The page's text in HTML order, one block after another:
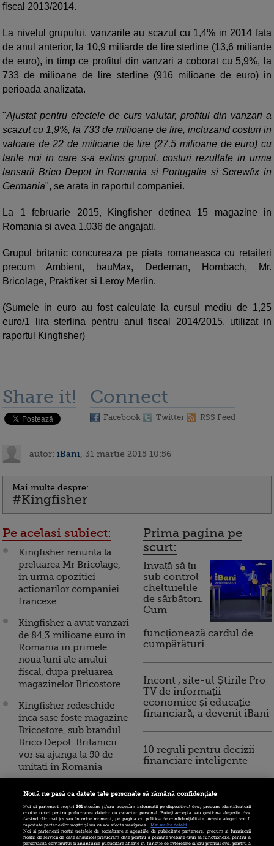
fiscal 2013/2014.
La nivelul grupului, vanzarile au scazut cu 1,4% in 2014 fata
de anul anterior, la 10,9 miliarde de lire sterline (13,6 miliarde
de euro), in timp ce profitul din vanzari a coborat cu 5,9%, la
733 de milioane de lire sterline (916 milioane de euro) in
perioada analizata.
"Ajustat pentru efectele de curs valutar, profitul din vanzari a
scazut cu 1,9%, la 733 de milioane de lire, incluzand costuri in
valoare de 22 de milioane de lire (27,5 milioane de euro) cu
tarile noi in care s-a extins grupul, costuri rezultate in urma
lansarii Brico Depot in Romania si Portugalia si Screwfix in
Germania", se arata in raportul companiei.
La 1 februarie 2015, Kingfisher detinea 15 magazine in
Romania si avea 1.036 de angajati.
Grupul britanic concureaza pe piata romaneasca cu retaileri
precum Ambient, bauMax, Dedeman, Hornbach, Mr.
Bricolage, Praktiker si Leroy Merlin.
(Sumele in euro au fost calculate la cursul mediu de 1,25
euro/1 lira sterlina pentru anul fiscal 2014/2015, utilizat in
raportul Kingfisher)
Share it! Connect
Facebook Twitter RSS Feed
autor: iBani , 31 martie 2015 10:56
Mai multe despre:
#Kingfisher
Pe acelasi subiect:
Kingfisher renunta la
preluarea Mr Bricolage,
in urma opozitiei
actionarilor companiei
franceze
Kingfisher a avut vanzari
de 84,3 milioane euro in
Romania in primele
noua luni ale anului
fiscal, dupa preluarea
magazinelor Bricostore
Kingfisher redeschide
inca sase foste magazine
Bricostore, sub brandul
Brico Depot. Britanicii
vor sa ajunga la 50 de
unitati in Romania
Kingfisher a obtinut
euro, dupa preluarea
celor 15 magazine
Bricostore. Grupul vrea
Prima pagina pe
scurt:
Invață să ții
sub control
cheltuielile
de sărbători.
Cum
funcționează cardul de
cumpărături
Incont , site-ul Știrile Pro
TV de informații
economice și educație
financiară, a devenit iBani
10 reguli pentru decizii
financiare inteligente
Nouă ne pasă ca datele tale personale să rămână confidențiale
Noi și partenerii noștri201stocăm și/sau accesăm informații pe dispozitivul dvs., precum identificatorii
cookie unici pentru prelucrarea datelor cu caracter personal. Puteți accepta sau gestiona alegerile dvs.
făcând clic mai jos sau în orice moment, pe pagina cu politica de confidențialitate. Aceste alegeri vor fi
raportate partenerilor noștri și nu vă vor afecta navigarea.
Mai multe detalii
Noi si partenerii nostri (retelele de socializare si agentiile de publicitate partenere, precum si furnizorii
nostri de servicii de date analitice) prelucram date pentru a permite website-ului sa functioneze, pentru a
personaliza continutul si anunturile publicitare afisate in functie de interesele si/sau profilul dvs., pentru a